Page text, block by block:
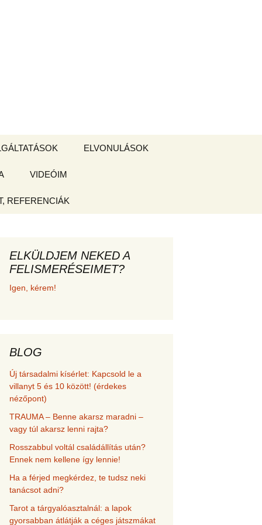
BOLT
ELVONULÁSOK
VIDEÓIM
REFERENCIÁK
az új
és
ELKÜLDJEM NEKED A
FELISMERÉSEIMET?
Igen, kérem!
BLOG
Új társadalmi kísérlet: Kapcsold le a
villanyt 5 és 10 között! (érdekes
nézőpont)
TRAUMA – Benne akarsz maradni –
vagy túl akarsz lenni rajta?
Rosszabbul voltál családállítás után?
Ennek nem kellene így lennie!
Ha a férjed megkérdez, te tudsz neki
tanácsot adni?
Tarot a tárgyalóasztalnál: a lapok
gyorsabban átlátják a céges játszmákat